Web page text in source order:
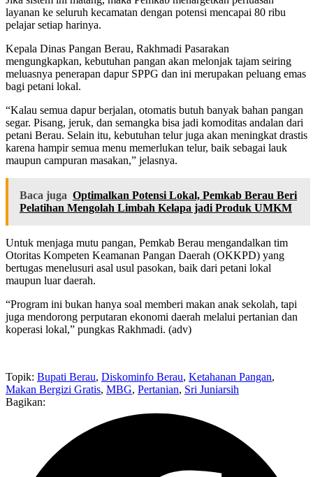
layanan ke seluruh kecamatan dengan potensi mencapai 80 ribu
pelajar setiap harinya.
Kepala Dinas Pangan Berau, Rakhmadi Pasarakan
mengungkapkan, kebutuhan pangan akan melonjak tajam seiring
meluasnya penerapan dapur SPPG dan ini merupakan peluang emas
bagi petani lokal.
“Kalau semua dapur berjalan, otomatis butuh banyak bahan pangan
segar. Pisang, jeruk, dan semangka bisa jadi komoditas andalan dari
petani Berau. Selain itu, kebutuhan telur juga akan meningkat drastis
karena hampir semua menu memerlukan telur, baik sebagai lauk
maupun campuran masakan,” jelasnya.
Baca juga Optimalkan Potensi Lokal, Pemkab Berau Beri
Pelatihan Mengolah Limbah Kelapa jadi Produk UMKM
Untuk menjaga mutu pangan, Pemkab Berau mengandalkan tim
Otoritas Kompeten Keamanan Pangan Daerah (OKKPD) yang
bertugas menelusuri asal usul pasokan, baik dari petani lokal
maupun luar daerah.
“Program ini bukan hanya soal memberi makan anak sekolah, tapi
juga mendorong perputaran ekonomi daerah melalui pertanian dan
koperasi lokal,” pungkas Rakhmadi. (adv)
Topik: Bupati Berau, Diskominfo Berau, Ketahanan Pangan,
Makan Bergizi Gratis, MBG, Pertanian, Sri Juniarsih
Bagikan: